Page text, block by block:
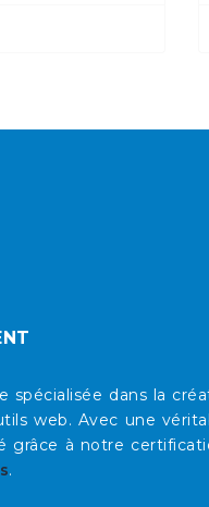
spécialisée dans la
web. Avec une
grâce à notre
.